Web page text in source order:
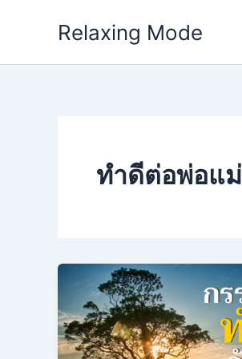
Relaxing Mode
ทำดีต่อพ่อแม่